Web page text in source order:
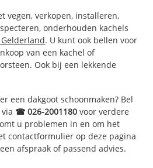
vegen, verkopen, installeren,
onderhouden kachels
. U kunt ook bellen voor
van een kachel of
Ook bij een lekkende
een dakgoot schoonmaken? Bel
☎ 026-2001180 voor verdere
u problemen in en om het
contactformulier op deze pagina
afspraak of passend advies.